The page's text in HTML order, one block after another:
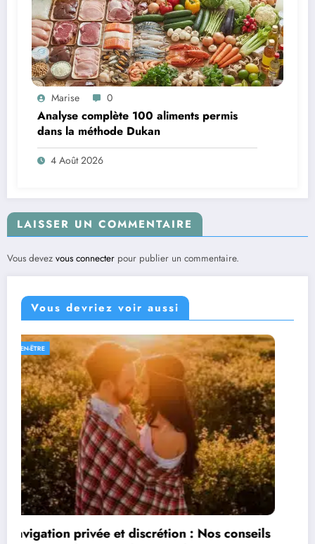
Marise 0
Analyse complète 100 aliments permis
dans la méthode Dukan
4 Août 2026
LAISSER UN COMMENTAIRE
Vous devez vous connecter pour publier un commentaire.
Vous devriez voir aussi
FINANCE
Le cycle comptable dévoilé : explorez